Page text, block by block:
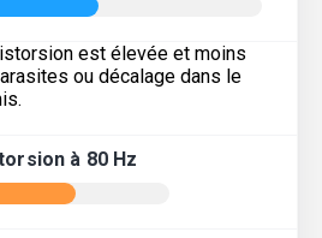
est élevée et moins
ou décalage dans le
à 80 Hz